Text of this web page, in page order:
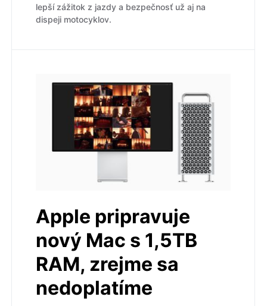
lepší zážitok z jazdy a bezpečnosť už aj na
dispeji motocyklov.
Apple pripravuje
nový Mac s 1,5TB
RAM, zrejme sa
nedoplatíme